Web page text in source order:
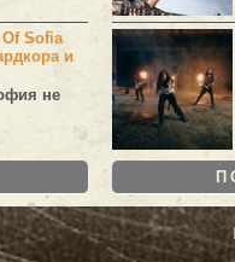
Sofia
и
не